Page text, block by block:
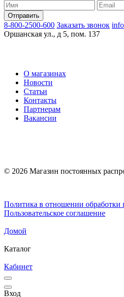
8-800-2500-600 Заказать звонок
Оршанская ул., д 5, пом. 137
О магазинах
Новости
Статьи
Контакты
Партнерам
Вакансии
© 2026 Магазин постоянных
Политика в отношении обработки
Пользовательское соглашение
Домой
Каталог
Кабинет
Вход